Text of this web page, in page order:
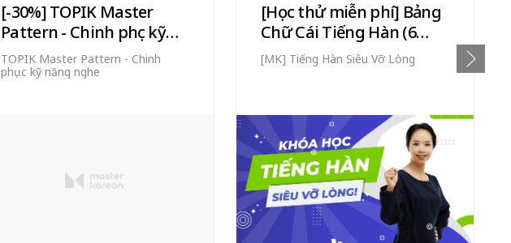
[-30%] TOPIK Master
Pattern - Chinh phục kỹ
năng nghe
TOPIK Master Pattern - Chinh
phục kỹ năng nghe
[Học thử miễn phí] Bảng
Chữ Cái Tiếng Hàn (6
Video)
[MK] Tiếng Hàn Siêu Vỡ Lòng